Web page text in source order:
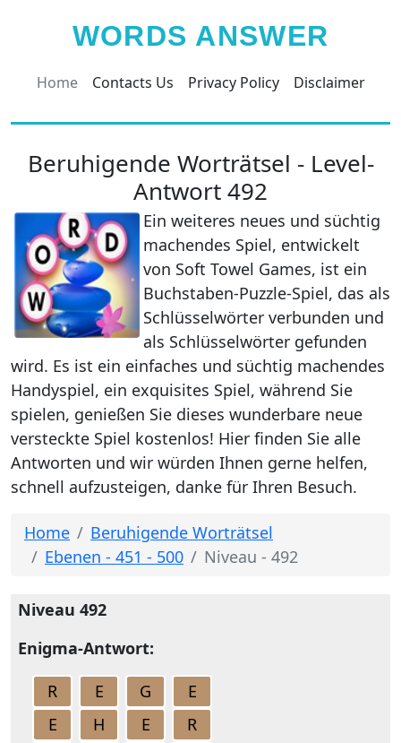
WORDS ANSWER
Home Contacts Us Privacy Policy Disclaimer
Beruhigende Worträtsel - Level-
Antwort 492
Ein weiteres neues und süchtig
machendes Spiel, entwickelt
von Soft Towel Games, ist ein
Buchstaben-Puzzle-Spiel, das als
Schlüsselwörter verbunden und
als Schlüsselwörter gefunden
wird. Es ist ein einfaches und süchtig machendes
Handyspiel, ein exquisites Spiel, während Sie
spielen, genießen Sie dieses wunderbare neue
versteckte Spiel kostenlos! Hier finden Sie alle
Antworten und wir würden Ihnen gerne helfen,
schnell aufzusteigen, danke für Ihren Besuch.
Home
Beruhigende Worträtsel
Ebenen - 451 - 500
Niveau - 492
Niveau 492
Enigma-Antwort:
R
E G
E
E
H E
R